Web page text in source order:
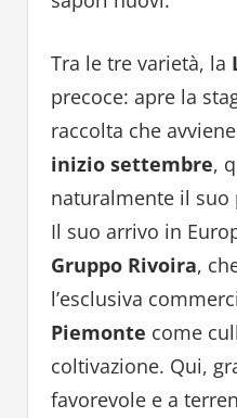
Tra le tre varietà, la
precoce: apre la
raccolta che
inizio settembre,
naturalmente il suo
Il suo arrivo in
Gruppo Rivoira,
l’esclusiva
Piemonte come
coltivazione. Qui,
favorevole e a